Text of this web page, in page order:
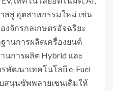
สสู่ อุตสาหกรรมใหม่ เช่น
งจักรกลเกษตรอัจฉริยะ
านการผลิตเครื่องยนต์
นการผลิต Hybrid และ
พัฒนาเทคโนโลยี e-Fuel
สนุนซัพพลายเชนเดิมให้